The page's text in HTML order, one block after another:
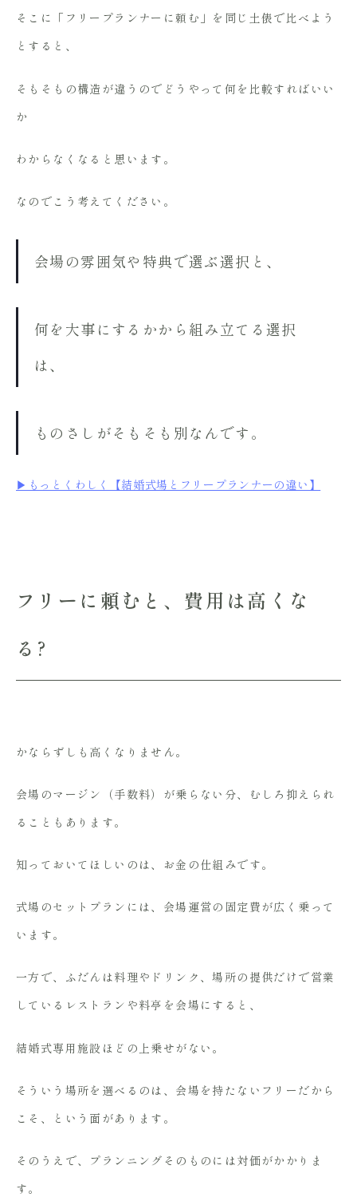
そこに「フリープランナーに頼む」を同じ土俵で比べよう
とすると、
そもそもの構造が違うのでどうやって何を比較すればいい
か
わからなくなると思います。
なのでこう考えてください。
会場の雰囲気や特典で選ぶ選択と、
何を大事にするかから組み立てる選択
は、
ものさしがそもそも別なんです。
▶︎もっとくわしく【結婚式場とフリープランナーの違い】
フリーに頼むと、費用は高くな
る?
かならずしも高くなりません。
会場のマージン（手数料）が乗らない分、むしろ抑えられ
ることもあります。
知っておいてほしいのは、お金の仕組みです。
式場のセットプランには、会場運営の固定費が広く乗って
います。
一方で、ふだんは料理やドリンク、場所の提供だけで営業
しているレストランや料亭を会場にすると、
結婚式専用施設ほどの上乗せがない。
そういう場所を選べるのは、会場を持たないフリーだから
こそ、という面があります。
そのうえで、プランニングそのものには対価がかかりま
す。